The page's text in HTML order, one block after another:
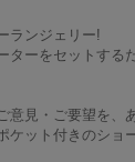
ランジェリー!
ーをセットするだ
見・ご要望を、
ット付きのショ